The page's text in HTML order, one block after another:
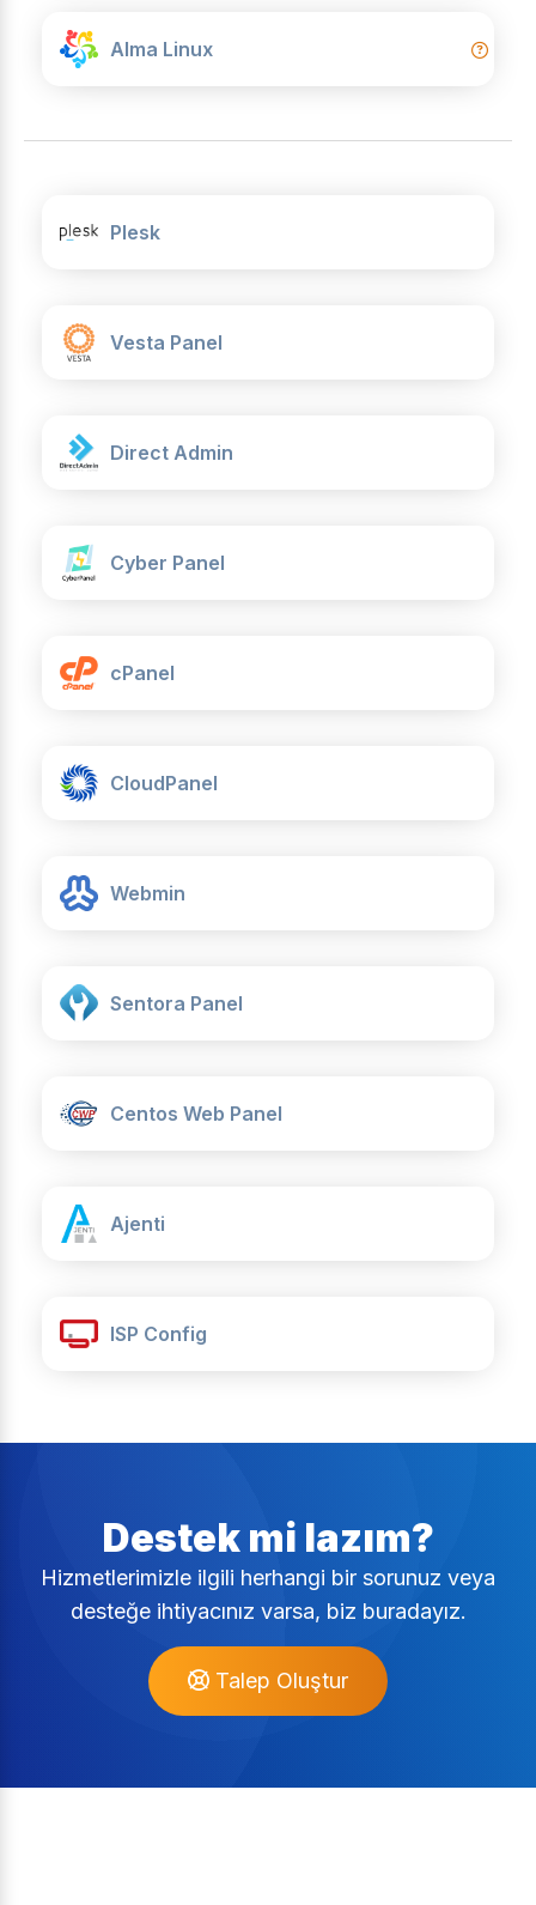
Alma Linux
Plesk
Vesta Panel
Direct Admin
Cyber Panel
cPanel
CloudPanel
Webmin
Sentora Panel
Centos Web Panel
Ajenti
ISP Config
Destek mi lazım?
Hizmetlerimizle ilgili herhangi bir sorunuz veya
desteğe ihtiyacınız varsa, biz buradayız.
Talep Oluştur